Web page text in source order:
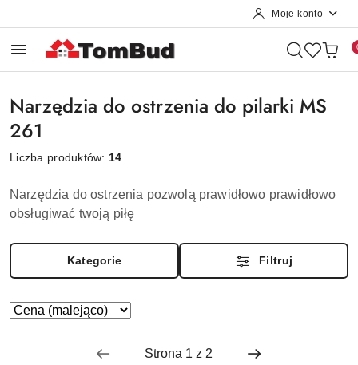
Moje konto
Narzędzia do ostrzenia do pilarki MS
261
Liczba produktów: 14
Narzędzia do ostrzenia pozwolą prawidłowo prawidłowo
obsługiwać twoją piłę
Kategorie Filtruj
Zastosowano
Sortuj